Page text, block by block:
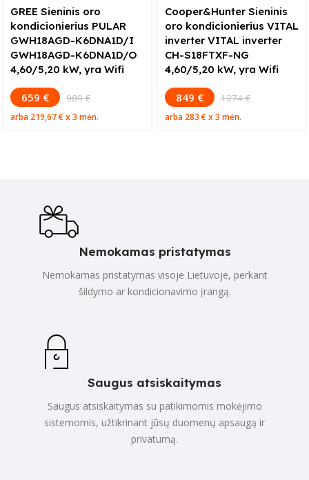
GREE Sieninis oro
kondicionierius PULAR
GWH18AGD-K6DNA1D/I
GWH18AGD-K6DNA1D/O
4,60/5,20 kW, yra Wifi
659 € 989 €
arba 219,67 €x 3 mėn.
Cooper&Hunter Sieninis
oro kondicionierius VITAL
inverter VITAL inverter
CH-S18FTXF-NG
4,60/5,20 kW, yra Wifi
849 € 1274 €
arba 283 €x 3 mėn.
Nemokamas pristatymas
Nemokamas pristatymas visoje Lietuvoje, perkant
šildymo ar kondicionavimo įrangą.
Saugus atsiskaitymas
Saugus atsiskaitymas su patikimomis mokėjimo
sistemomis, užtikrinant jūsų duomenų apsaugą ir
privatumą.